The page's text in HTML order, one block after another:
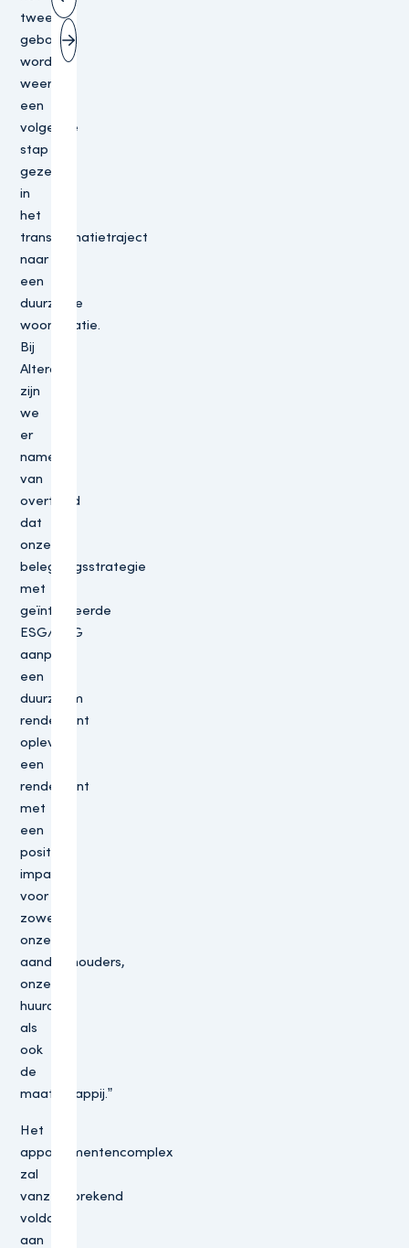
tweede
gebouw
wordt
weer
een
volgende
stap
gezet
in
het
transformatietraject
naar
een
duurzame
woonlocatie.
Bij
Altera
zijn
we
er
namelijk
van
overtuigd
dat
onze
beleggingsstrategie
met
geïntegreerde
ESG/SDG
aanpak
een
duurzaam
rendement
oplevert;
een
rendement
met
een
positieve
impact
voor
zowel
onze
aandeelhouders,
onze
huurders
als
ook
de
maatschappij.”
Het
appartementencomplex
zal
vanzelfsprekend
voldoen
aan
Vorige slide
Volgende slide